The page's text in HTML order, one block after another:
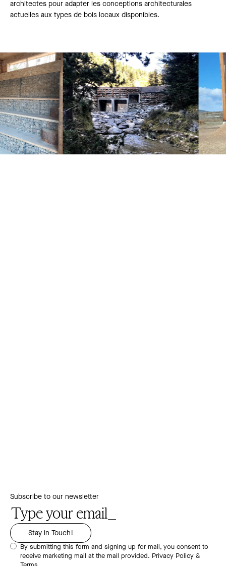
architectes pour adapter les conceptions architecturales
actuelles aux types de bois locaux disponibles.
Subscribe to our newsletter
By submitting this form and signing up for mail, you consent to
receive marketing mail at the mail provided. Privacy Policy &